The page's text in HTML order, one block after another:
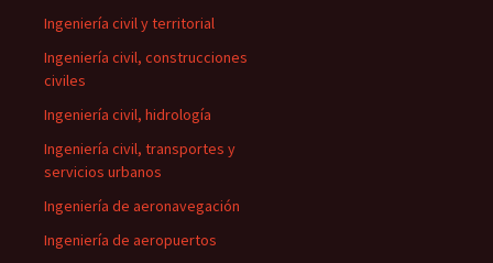
Ingeniería civil y territorial
Ingeniería civil, construcciones
civiles
Ingeniería civil, hidrología
Ingeniería civil, transportes y
servicios urbanos
Ingeniería de aeronavegación
Ingeniería de aeropuertos